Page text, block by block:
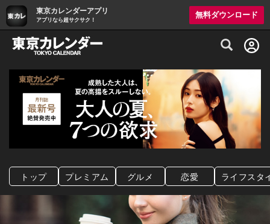
東京カレンダーアプリ
アプリなら超サクサク！
無料ダウンロード
グルメ情報・プレミアムレストラン予約
トップ プレミアム グルメ 恋愛 ライフスタ